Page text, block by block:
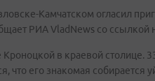
Камчатском огласил
РИА VladNews со ссылкой
в краевой столице.
что его знакомая собирается